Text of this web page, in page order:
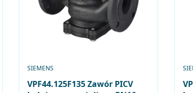
VPF44.125F135 Zawór PICV
PRODUCENT
SIEMENS